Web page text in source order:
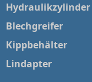
Hydraulikzylinder
Blechgreifer
Kippbehälter
Lindapter